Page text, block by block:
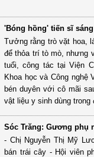
'Bóng hồng' tiến sĩ
Tưởng rằng trò vặt hoa,
để thỏa trí tò mò, nhưng
tuổi, công tác tại Viện
Khoa học và Công nghệ
bén duyên với cô mãi
vật liệu y sinh dùng trong
Sóc Trăng: Gương phụ
- Chị Nguyễn Thị Mỹ
bán trái cây - Hội viên